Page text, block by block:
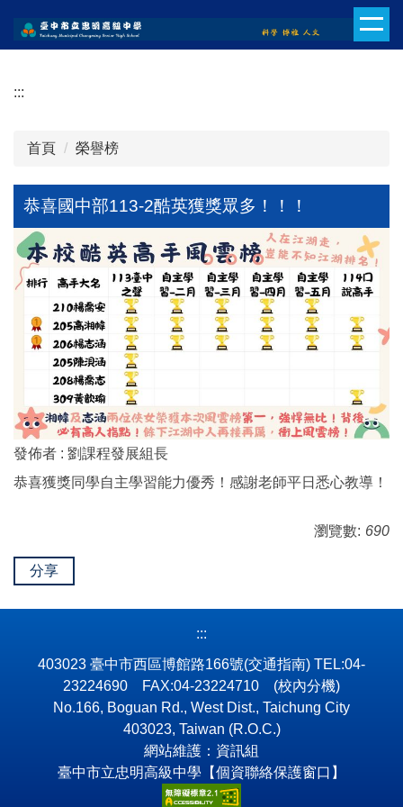
到
內
:::
首頁 榮譽榜
恭喜國中部113-2酷英獲獎眾多！！！
發佈者 : 劉課程發展組長
恭喜獲獎同學自主學習能力優秀！感謝老師平日悉心教導！
瀏覽數: 690
分享
:::
403023 臺中市西區博館路166號(交通指南) TEL:04-
23224690 FAX:04-23224710 (校內分機)
No.166, Boguan Rd., West Dist., Taichung City
403023, Taiwan (R.O.C.)
網站維護：資訊組
臺中市立忠明高級中學【個資聯絡保護窗口】